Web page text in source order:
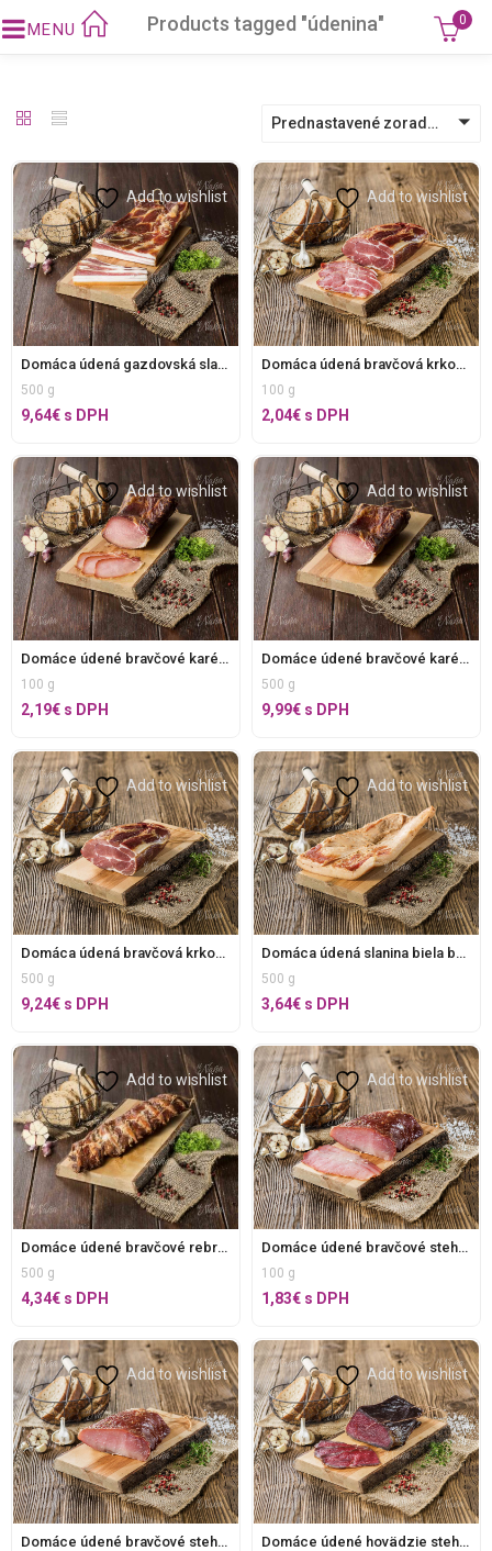
Products tagged "údenina" 0
Prednastavené zoradenie
Add to wishlist
Domáca údená gazdovská slanina bez E, v celku
500 g
9,64€ s DPH
Add to wishlist
Domáca údená bravčová krkovička bez E, krájaná
100 g
2,04€ s DPH
Add to wishlist
Domáce údené bravčové karé bez E, krájané
100 g
2,19€ s DPH
Add to wishlist
Domáce údené bravčové karé bez E, v celku
500 g
9,99€ s DPH
Add to wishlist
Domáca údená bravčová krkovička bez E, v celku
500 g
9,24€ s DPH
Add to wishlist
Domáca údená slanina biela bez E
500 g
3,64€ s DPH
Add to wishlist
Domáce údené bravčové rebrá bez E
500 g
4,34€ s DPH
Add to wishlist
Domáce údené bravčové stehno bez E , krájané
100 g
1,83€ s DPH
Add to wishlist
Domáce údené bravčové stehno bez E , v celku
Add to wishlist
Domáce údené hovädzie stehno bez E, krájané